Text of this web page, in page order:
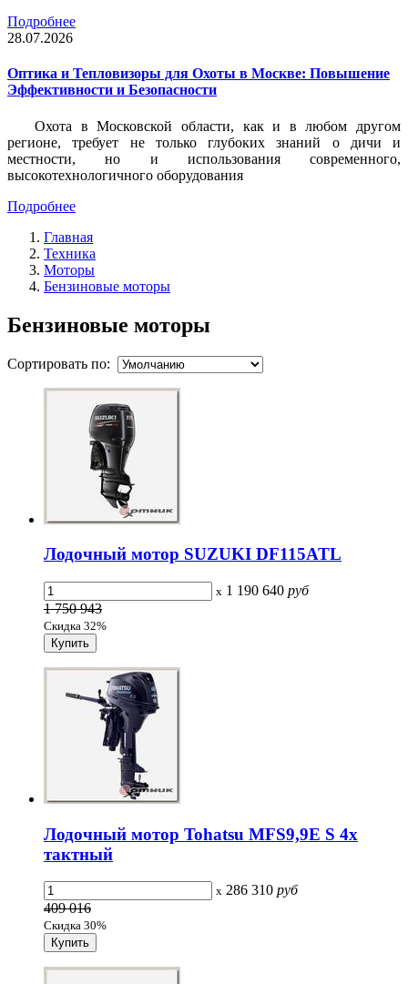
Подробнее
28.07.2026
Оптика и Тепловизоры для Охоты в Москве: Повышение
Эффективности и Безопасности
Охота в Московской области, как и в любом другом
регионе, требует не только глубоких знаний о дичи и
местности, но и использования современного,
высокотехнологичного оборудования
Подробнее
Главная
Техника
Моторы
Бензиновые моторы
Бензиновые моторы
Сортировать по:
Лодочный мотор SUZUKI DF115ATL
x 1 190 640 руб
1 750 943
Скидка 32%
Лодочный мотор Tohatsu MFS9,9E S 4х
тактный
x 286 310 руб
409 016
Скидка 30%